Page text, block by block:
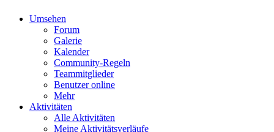
Umsehen
Forum
Galerie
Kalender
Community-Regeln
Teammitglieder
Benutzer online
Mehr
Aktivitäten
Alle Aktivitäten
Meine Aktivitätsverläufe